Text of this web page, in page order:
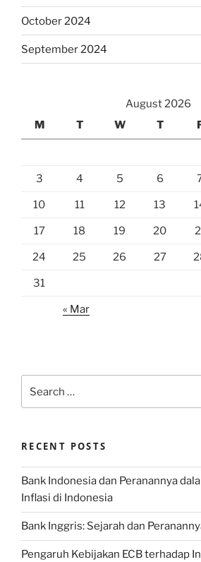
October 2024
September 2024
August 2026
M
T W T
3 4 5 6
10 11 12 13
17 18 19 20
24 25 26 27
31
« Mar
for:
RECENT POSTS
Bank Indonesia dan Peranannya
Inflasi di Indonesia
Bank Inggris: Sejarah dan
Pengaruh Kebijakan ECB terhadap